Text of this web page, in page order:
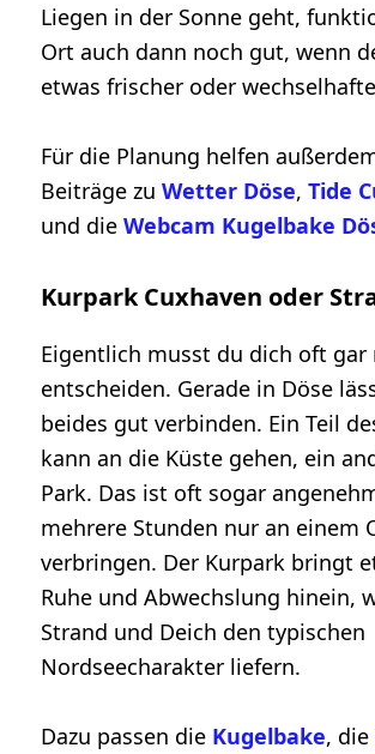
Liegen in der Sonne geht,
Ort auch dann noch gut, wenn
etwas frischer oder
Für die Planung helfen
Beiträge zuWetter Döse,Tide
und dieWebcam Kugelbake
Kurpark Cuxhaven oder
Eigentlich musst du dich oft gar
entscheiden. Gerade in Döse
beides gut verbinden. Ein Teil
kann an die Küste gehen, ein
Park. Das ist oft sogar
mehrere Stunden nur an einem
verbringen. Der Kurpark bringt
Ruhe und Abwechslung hinein,
Strand und Deich den typischen
Nordseecharakter liefern.
Dazu passen die Kugelbake, die